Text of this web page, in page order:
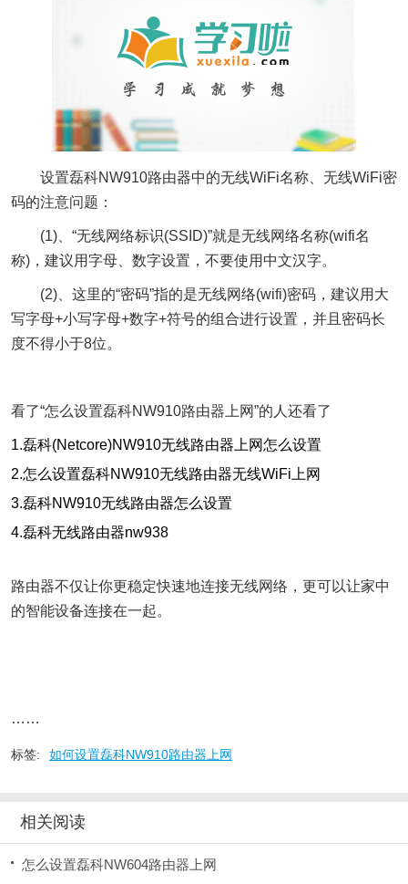
设置磊科NW910路由器中的无线WiFi名称、无线WiFi密
码的注意问题：
(1)、“无线网络标识(SSID)”就是无线网络名称(wifi名
称)，建议用字母、数字设置，不要使用中文汉字。
(2)、这里的“密码”指的是无线网络(wifi)密码，建议用大
写字母+小写字母+数字+符号的组合进行设置，并且密码长
度不得小于8位。
看了“怎么设置磊科NW910路由器上网”的人还看了
1.磊科(Netcore)NW910无线路由器上网怎么设置
2.怎么设置磊科NW910无线路由器无线WiFi上网
3.磊科NW910无线路由器怎么设置
4.磊科无线路由器nw938
路由器不仅让你更稳定快速地连接无线网络，更可以让家中
的智能设备连接在一起。
……
标签: 如何设置磊科NW910路由器上网
相关阅读
怎么设置磊科NW604路由器上网